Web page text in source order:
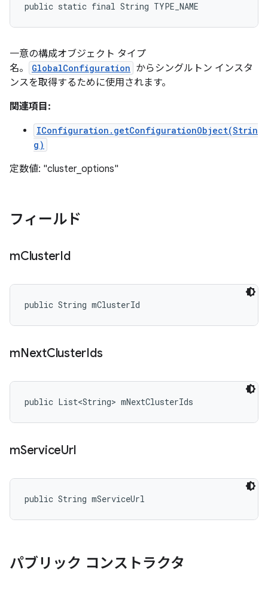
public static final String TYPE_NAME
一意の構成オブジェクト タイプ
名。
GlobalConfiguration からシングルトン インスタ
ンスを取得するために使用されます。
関連項目:
IConfiguration.getConfigurationObject(Strin
g)
定数値: "cluster_options"
フィールド
mClusterId
public String mClusterId
mNextClusterIds
public List<String> mNextClusterIds
mServiceUrl
public String mServiceUrl
パブリック コンストラクタ